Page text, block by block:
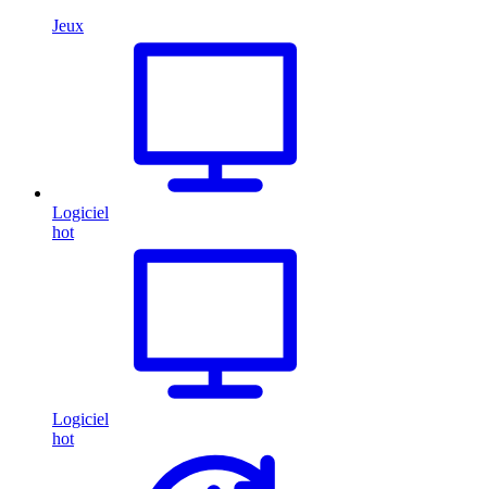
Jeux
Logiciel
hot
Logiciel
hot